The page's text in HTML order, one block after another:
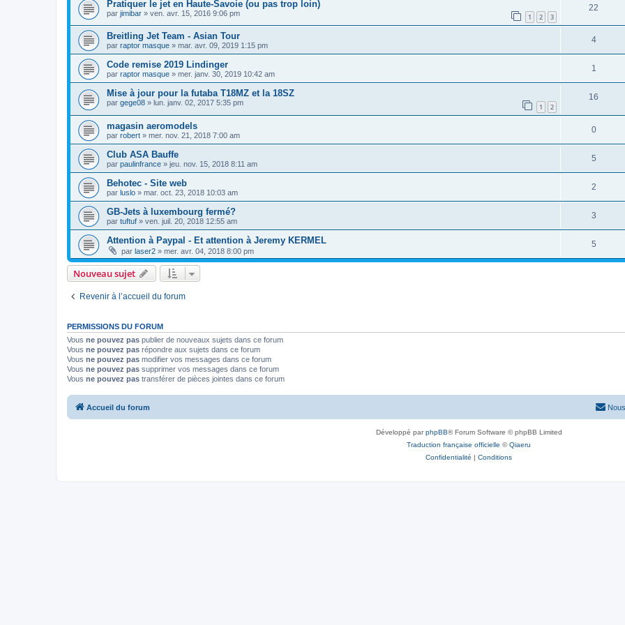
Pratiquer le jet en Haute-Savoie (ou pas trop loin)
par jimibar » ven. avr. 15, 2016 9:06 pm 1 2 3
22
Breitling Jet Team - Asian Tour
par raptor masque » mar. avr. 09, 2019 1:15 pm
4
Code remise 2019 Lindinger
par raptor masque » mer. janv. 30, 2019 10:42 am
1
Mise à jour pour la futaba T18MZ et la 18SZ
par gege08 » lun. janv. 02, 2017 5:35 pm 1 2
16
magasin aeromodels
par robert » mer. nov. 21, 2018 7:00 am
0
Club ASA Bauffe
par paulinfrance » jeu. nov. 15, 2018 8:11 am
5
Behotec - Site web
par luslo » mar. oct. 23, 2018 10:03 am
2
GB-Jets à luxembourg fermé?
par tuftuf » ven. juil. 20, 2018 12:55 am
3
Attention à Paypal - Et attention à Jeremy KERMEL
par laser2 » mer. avr. 04, 2018 8:00 pm
5
Nouveau sujet
Revenir à l’accueil du forum
PERMISSIONS DU FORUM
Vous ne pouvez pas publier de nouveaux sujets dans ce forum
Vous ne pouvez pas répondre aux sujets dans ce forum
Vous ne pouvez pas modifier vos messages dans ce forum
Vous ne pouvez pas supprimer vos messages dans ce forum
Vous ne pouvez pas transférer de pièces jointes dans ce forum
Accueil du forum
Développé parphpBB® Forum Software © phpBB Limited
Traduction française officielle ©Qiaeru
Confidentialité | Conditions